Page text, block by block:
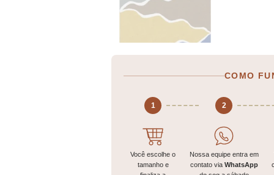
COMO
1
Você escolhe o
tamanho e
2
Nossa equipe entra em
contato via WhatsApp